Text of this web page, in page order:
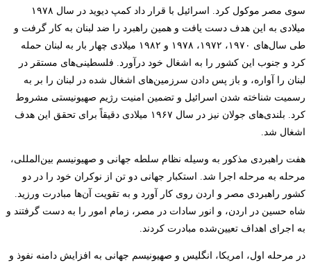
سوی مصر موکول کرد. اسرائیل با قرار داد کمپ دیوید در سال ۱۹۷۸
میلادی به این هدف دست یافت و همین راهبرد را ضد لبنان به کار گرفت و
طی سال‌های ۱۹۷۰، ۱۹۷۲، ۱۹۷۸ و ۱۹۸۲ میلادی چهار بار به لبنان حمله
کرد و جنوب این کشور را به اشغال خود درآورد. فلسطینی‌های مستقر در
لبنان را آواره، و باز پس دادن سرزمین‌های اشغال شده در لبنان را بر به
رسمیت شناخته شدن اسرائیل و تضمین امنیت رژیم صهیونیستی مشروط
کرد. بلندی‌های جولان نیز در سال ۱۹۶۷ میلادی دقیقاً برای تحقق این هدف
اشغال شد.
هفت راهبردی مذکور به وسیله نظام سلطه جهانی و صهیونیسم بین‌المللی،
مرحله به مرحله اجرا شد. استکبار جهانی دو تن از نوکران خود را در دو
کشور راهبردی مصر و اردن روی کار آورد و به تقویت آن‌ها مبادرت ورزید.
شاه حسین در اردن، و انور سادات در مصر، زمام امور را به دست گرفتند و
به اجرای اهداف تعیین‌شده مبادرت کردند.
در مرحله اول، امریکا، انگلیس و صهیونیسم جهانی به افزایش دامنه نفوذ و